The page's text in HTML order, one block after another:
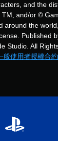
and the
and/or ©
around the
Published
Studio. All
般使用者授權合